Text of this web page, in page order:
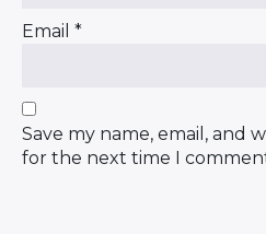
Email *
Save my name, email, and
for the next time I